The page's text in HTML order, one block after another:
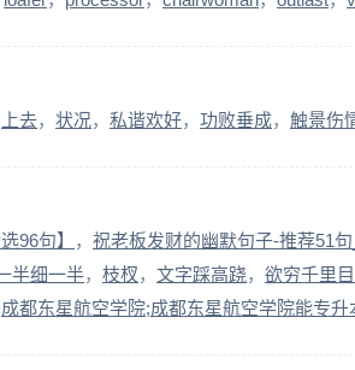
上去 状况 私谐欢好 功败垂成 触景伤
96句】
祝老板发财的幽默句子-推荐51
半细一半 枝杈 文字踩高跷
欲穷千里
成都东星航空学院;成都东星航空学院能专升